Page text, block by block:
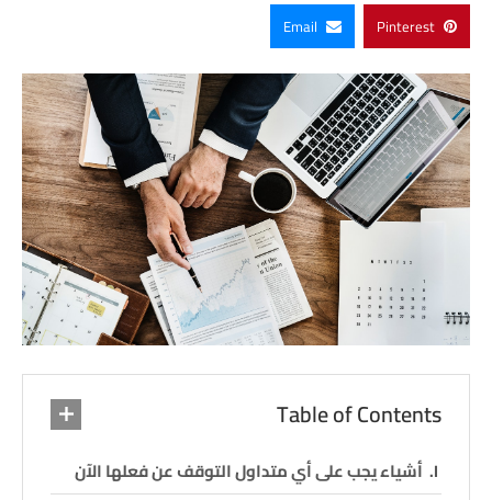
Pinterest
Email
Table of Contents
أشياء يجب على أي متداول التوقف عن فعلها الآن